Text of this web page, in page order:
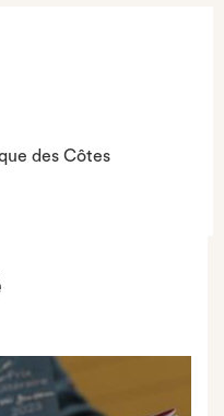
des Côtes